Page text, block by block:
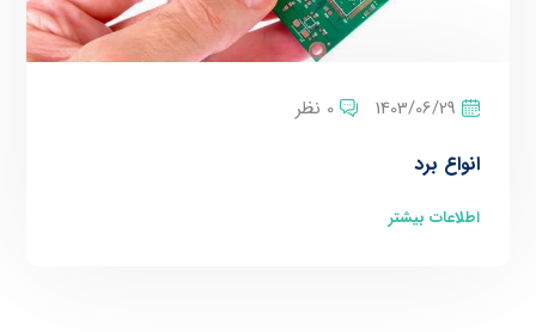
1403/06/29 0 نظر
انواع برد
اطلاعات بیشتر